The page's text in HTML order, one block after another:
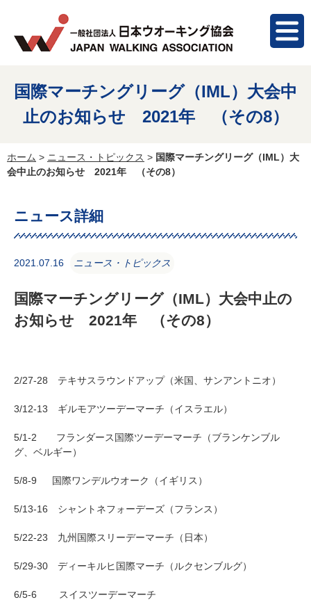
国際マーチングリーグ（IML）大会中
止のお知らせ 2021年 （その8）
ホーム > ニュース・トピックス > 国際マーチングリーグ（IML）大
会中止のお知らせ 2021年 （その8）
ニュース詳細
2021.07.16 ニュース・トピックス
国際マーチングリーグ（IML）大会中止の
お知らせ 2021年 （その8）
2/27-28 テキサスラウンドアップ（米国、サンアントニオ）
3/12-13 ギルモアツーデーマーチ（イスラエル）
5/1-2 フランダース国際ツーデーマーチ（ブランケンブル
グ、ベルギー）
5/8-9 国際ワンデルウオーク（イギリス）
5/13-16 シャントネフォーデーズ（フランス）
5/22-23 九州国際スリーデーマーチ（日本）
5/29-30 ディーキルヒ国際マーチ（ルクセンブルグ）
6/5-6 スイスツーデーマーチ